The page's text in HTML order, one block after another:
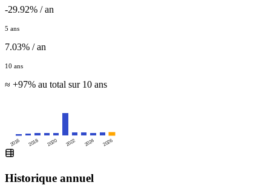
-29.92% / an
5 ans
7.03% / an
10 ans
≈ +97% au total sur 10 ans
2016 2018 2020 2022 2024 2026
Historique annuel